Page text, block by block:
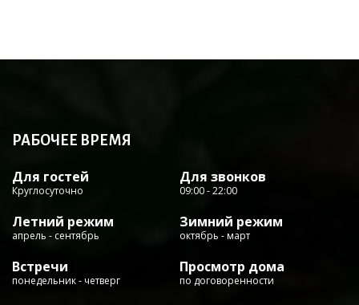
РАБОЧЕЕ ВРЕМЯ
Для гостей
Круглосуточно
Для звонков
09:00 - 22:00
Летний режим
апрель - сентябрь
Зимний режим
октябрь - март
Встречи
понедельник - четверг
Просмотр дома
по договоренности